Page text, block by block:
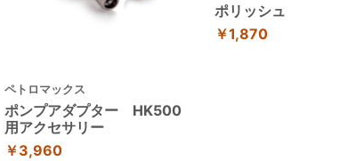
ペトロマックス
ポンプアダプター HK500
用アクセサリー
￥3,960
ポリッシュ
￥1,870